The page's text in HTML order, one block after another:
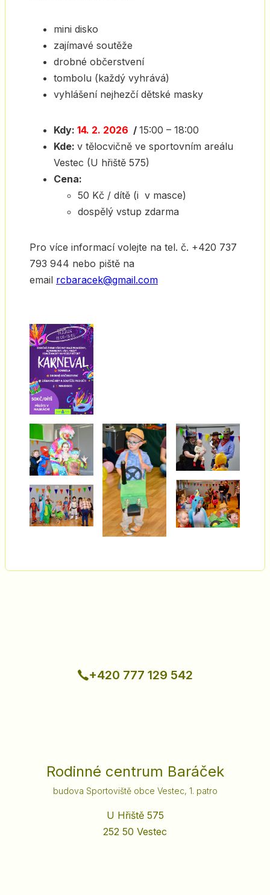
mini disko
zajímavé soutěže
drobné občerstvení
tombolu (každý vyhrává)
vyhlášení nejhezčí dětské masky
Kdy: 14. 2. 2026 / 15:00 – 18:00
Kde: v tělocvičně ve sportovním areálu
Vestec (U hřiště 575)
Cena:
50 Kč / dítě (i v masce)
dospělý vstup zdarma
Pro více informací volejte na tel. č. +420 737
793 944 nebo piště na
email rcbaracek@gmail.com
+420 777 129 542
Rodinné centrum Baráček
budova Sportoviště obce Vestec, 1. patro
U Hřiště 575
252 50 Vestec